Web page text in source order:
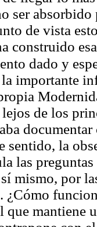
ser
de vista
construido
dado y
la importante
lejos de los
sentido, la
las
mismo, por
¿Cómo
que mantiene